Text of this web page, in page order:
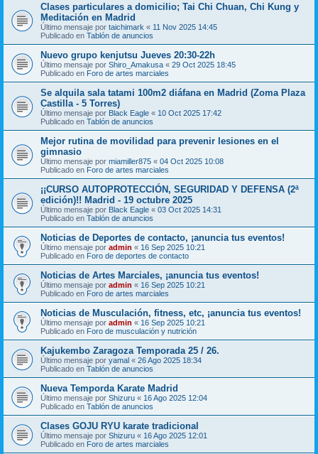
Clases particulares a domicilio; Tai Chi Chuan, Chi Kung y
Meditación en Madrid
Último mensaje por taichimark « 11 Nov 2025 14:45
Publicado en Tablón de anuncios
Nuevo grupo kenjutsu Jueves 20:30-22h
Último mensaje por Shiro_Amakusa « 29 Oct 2025 18:45
Publicado en Foro de artes marciales
Se alquila sala tatami 100m2 diáfana en Madrid (Zoma Plaza
Castilla - 5 Torres)
Último mensaje por Black Eagle « 10 Oct 2025 17:42
Publicado en Tablón de anuncios
Mejor rutina de movilidad para prevenir lesiones en el
gimnasio
Último mensaje por miamiller875 « 04 Oct 2025 10:08
Publicado en Foro de artes marciales
¡¡CURSO AUTOPROTECCIÓN, SEGURIDAD Y DEFENSA (2ª
edición)!! Madrid - 19 octubre 2025
Último mensaje por Black Eagle « 03 Oct 2025 14:31
Publicado en Tablón de anuncios
Noticias de Deportes de contacto, ¡anuncia tus eventos!
Último mensaje por admin « 16 Sep 2025 10:21
Publicado en Foro de deportes de contacto
Noticias de Artes Marciales, ¡anuncia tus eventos!
Último mensaje por admin « 16 Sep 2025 10:21
Publicado en Foro de artes marciales
Noticias de Musculación, fitness, etc, ¡anuncia tus eventos!
Último mensaje por admin « 16 Sep 2025 10:21
Publicado en Foro de musculación y nutrición
Kajukembo Zaragoza Temporada 25 / 26.
Último mensaje por yamal « 26 Ago 2025 18:34
Publicado en Tablón de anuncios
Nueva Temporda Karate Madrid
Último mensaje por Shizuru « 16 Ago 2025 12:04
Publicado en Tablón de anuncios
Clases GOJU RYU karate tradicional
Último mensaje por Shizuru « 16 Ago 2025 12:01
Publicado en Foro de artes marciales